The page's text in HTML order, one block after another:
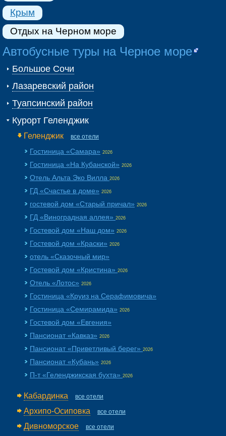
Крым
Отдых на Черном море
Автобусные туры на Черное море
Большое Сочи
Лазаревский район
Туапсинский район
Курорт Геленджик
Геленджик все отели
Гостиница «Самара» 2026
Гостиница «На Кубанской» 2026
Отель Альта Эко Вилла 2026
ГД «Счастье в доме» 2026
гостевой дом «Cтарый причал» 2026
ГД «Виноградная аллея» 2026
Гостевой дом «Наш дом» 2026
Гостевой дом «Краски» 2026
отель «Сказочный мир»
Гостевой дом «Кристина» 2026
Отель «Лотос» 2026
Гостиница «Круиз на Серафимовича»
Гостиница «Семирамида» 2026
Гостевой дом «Евгения»
Пансионат «Кавказ» 2026
Пансионат «Приветливый берег» 2026
Пансионат «Кубань» 2026
П-т «Геленджикская бухта» 2026
Кабардинка все отели
Архипо-Осиповка все отели
Дивноморское все отели